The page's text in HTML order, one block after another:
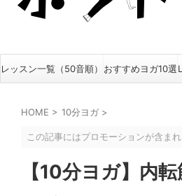
レッスン一覧（50音順） おすすめヨガ10選
HOME > 10分ヨガ >
この記事にはプロモーションが含ま
【10分ヨガ】内